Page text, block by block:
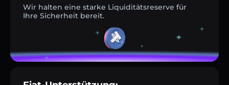
Wir halten eine starke Liquiditätsreserve für
Ihre Sicherheit bereit.